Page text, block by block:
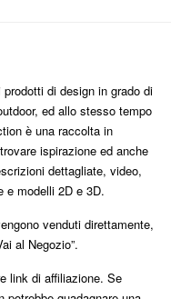
di design in grado di
ed allo stesso tempo
è una raccolta in
ispirazione ed anche
dettagliate, video,
e modelli 2D e 3D.
venduti direttamente,
al Negozio”.
link di affiliazione. Se